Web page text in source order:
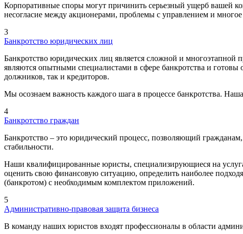
Корпоративные споры могут причинить серьезный ущерб вашей
несогласие между акционерами, проблемы с управлением и
3
Банкротство юридических лиц
Банкротство юридических лиц является сложной и
являются опытными специалистами в сфере банкротства и
должников, так и кредиторов.
Мы осознаем важность каждого шага в процессе банкротства.
4
Банкротство граждан
Банкротство – это юридический процесс, позволяющий
стабильности.
Наши квалифицированные юристы, специализирующиеся на
оценить свою финансовую ситуацию, определить наиболее
(банкротом) с необходимым комплектом приложений.
5
Административно-правовая защита бизнеса
В команду наших юристов входят профессионалы в области